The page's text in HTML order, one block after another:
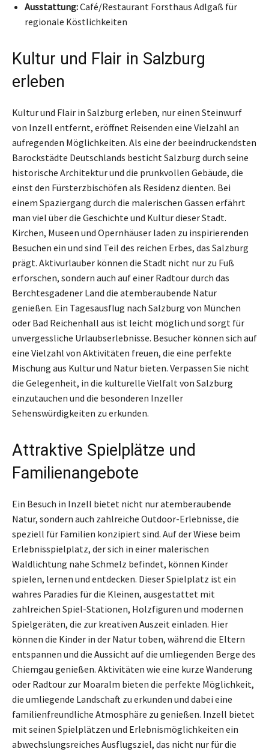
Ausstattung:Café/Restaurant Forsthaus Adlgaß für
regionale Köstlichkeiten
Kultur und Flair in Salzburg
erleben
Kultur und Flair in Salzburg erleben, nur einen Steinwurf
von Inzell entfernt, eröffnet Reisenden eine Vielzahl an
aufregenden Möglichkeiten. Als eine der beeindruckendsten
Barockstädte Deutschlands besticht Salzburg durch seine
historische Architektur und die prunkvollen Gebäude, die
einst den Fürsterzbischöfen als Residenz dienten. Bei
einem Spaziergang durch die malerischen Gassen erfährt
man viel über die Geschichte und Kultur dieser Stadt.
Kirchen, Museen und Opernhäuser laden zu inspirierenden
Besuchen ein und sind Teil des reichen Erbes, das Salzburg
prägt. Aktivurlauber können die Stadt nicht nur zu Fuß
erforschen, sondern auch auf einer Radtour durch das
Berchtesgadener Land die atemberaubende Natur
genießen. Ein Tagesausflug nach Salzburg von München
oder Bad Reichenhall aus ist leicht möglich und sorgt für
unvergessliche Urlaubserlebnisse. Besucher können sich auf
eine Vielzahl von Aktivitäten freuen, die eine perfekte
Mischung aus Kultur und Natur bieten. Verpassen Sie nicht
die Gelegenheit, in die kulturelle Vielfalt von Salzburg
einzutauchen und die besonderen Inzeller
Sehenswürdigkeiten zu erkunden.
Attraktive Spielplätze und
Familienangebote
Ein Besuch in Inzell bietet nicht nur atemberaubende
Natur, sondern auch zahlreiche Outdoor-Erlebnisse, die
speziell für Familien konzipiert sind. Auf der Wiese beim
Erlebnisspielplatz, der sich in einer malerischen
Waldlichtung nahe Schmelz befindet, können Kinder
spielen, lernen und entdecken. Dieser Spielplatz ist ein
wahres Paradies für die Kleinen, ausgestattet mit
zahlreichen Spiel-Stationen, Holzfiguren und modernen
Spielgeräten, die zur kreativen Auszeit einladen. Hier
können die Kinder in der Natur toben, während die Eltern
entspannen und die Aussicht auf die umliegenden Berge des
Chiemgau genießen. Aktivitäten wie eine kurze Wanderung
oder Radtour zur Moaralm bieten die perfekte Möglichkeit,
die umliegende Landschaft zu erkunden und dabei eine
familienfreundliche Atmosphäre zu genießen. Inzell bietet
mit seinen Spielplätzen und Erlebnismöglichkeiten ein
abwechslungsreiches Ausflugsziel, das nicht nur für die